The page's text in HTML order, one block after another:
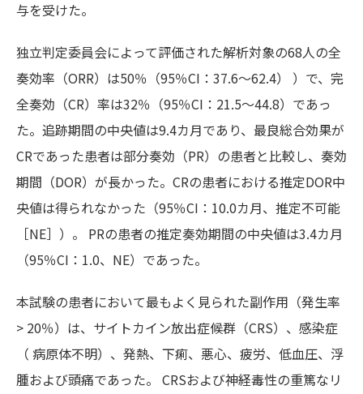
与を受けた。
独立判定委員会によって評価された解析対象の68人の全
奏効率（ORR）は50％（95％CI：37.6～62.4） ）で、完
全奏効（CR）率は32％（95％CI：21.5～44.8）であっ
た。追跡期間の中央値は9.4カ月であり、最良総合効果が
CRであった患者は部分奏効（PR）の患者と比較し、奏効
期間（DOR）が長かった。CRの患者における推定DOR中
央値は得られなかった（95％CI：10.0カ月、推定不可能
［NE］）。 PRの患者の推定奏効期間の中央値は3.4カ月
（95％CI：1.0、NE）であった。
本試験の患者において最もよく見られた副作用（発生率
> 20％）は、サイトカイン放出症候群（CRS）、感染症
（ 病原体不明）、発熱、下痢、悪心、疲労、低血圧、浮
腫および頭痛であった。 CRSおよび神経毒性の重篤なリ